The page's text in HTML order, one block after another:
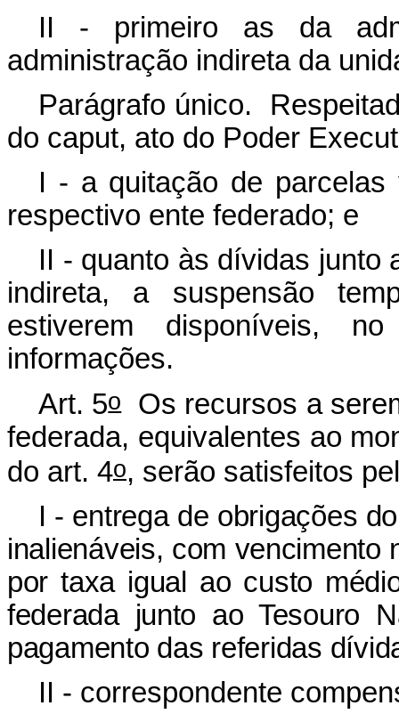
II - primeiro as da
administração indireta da
Parágrafo único.
do caput, ato do Poder
I - a quitação de parcelas
respectivo ente federado; e
II - quanto às dívidas junto
indireta, a suspensão
estiverem disponíveis,
informações.
Art. 5oOs recursos a
federada, equivalentes ao
do art. 4o, serão satisfeitos
I - entrega de obrigações
inalienáveis, com vencimento
por taxa igual ao custo
federada junto ao Tesouro
pagamento das referidas
II - correspondente